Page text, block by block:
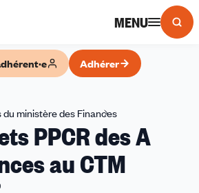
MENU
Adhérer
ministère des Finances
décrets
PPCR
des
PPCR des A
au CTM